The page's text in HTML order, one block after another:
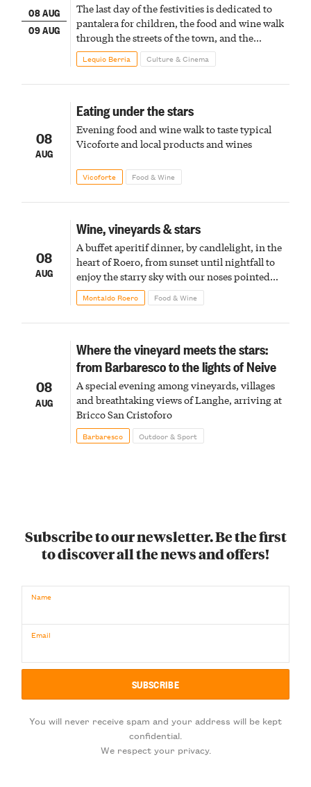
08 AUG
09 AUG
The last day of the festivities is dedicated to
pantalera for children, the food and wine walk
through the streets of the town, and the
fireworks finale
Lequio Berria Culture & Cinema
08
AUG
Eating under the stars
Evening food and wine walk to taste typical
Vicoforte and local products and wines
Vicoforte Food & Wine
08
AUG
Wine, vineyards & stars
A buffet aperitif dinner, by candlelight, in the
heart of Roero, from sunset until nightfall to
enjoy the starry sky with our noses pointed
upward
Montaldo Roero Food & Wine
08
AUG
Where the vineyard meets the stars:
from Barbaresco to the lights of Neive
A special evening among vineyards, villages
and breathtaking views of Langhe, arriving at
Bricco San Cristoforo
Barbaresco Outdoor & Sport
Subscribe to our newsletter. Be the first
to discover all the news and offers!
Name
Email
You will never receive spam and your address will be kept
confidential.
We respect your privacy.